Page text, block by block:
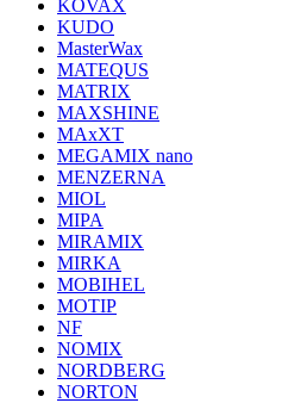
KOVAX
KUDO
MasterWax
MATEQUS
MATRIX
MAXSHINE
MAxXT
MEGAMIX nano
MENZERNA
MIOL
MIPA
MIRAMIX
MIRKA
MOBIHEL
MOTIP
NF
NOMIX
NORDBERG
NORTON